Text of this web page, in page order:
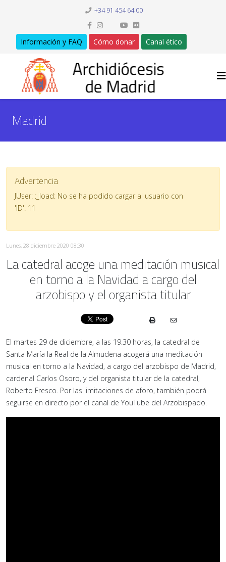
+34 91 454 64 00
Información y FAQ Cómo donar Canal ético
Madrid
Advertencia
JUser: :_load: No se ha podido cargar al usuario con
'ID': 11
Lunes, 28 diciembre 2020 08:30
La catedral acoge una meditación musical
en torno a la Navidad a cargo del
arzobispo y el organista titular
El martes 29 de diciembre, a las 19:30 horas, la catedral de
Santa María la Real de la Almudena acogerá una meditación
musical en torno a la Navidad, a cargo del arzobispo de Madrid,
cardenal Carlos Osoro, y del organista titular de la catedral,
Roberto Fresco. Por las limitaciones de aforo, también podrá
seguirse en directo por el canal de YouTube del Arzobispado.